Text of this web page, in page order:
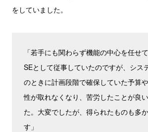
をしていました。
「若手にも関わらず機能の中心を任せ
SEとして従事していたのですが、シス
のときに計画段階で確保していた予算
性が取れなくなり、苦労したことが良
た。大変でしたが、得られたものも多
す」